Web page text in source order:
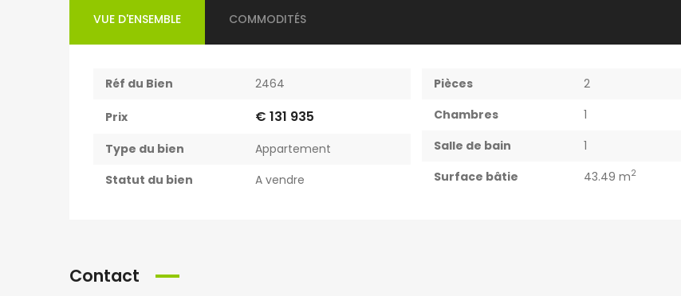
VUE D'ENSEMBLE COMMODITÉS
Réf du Bien 2464
Prix € 131 935
Type du bien
Appartement
Statut du bien
A vendre
Pièces
2
Chambres
1
Salle de bain
1
Surface bâtie
43.49 m2
Contact